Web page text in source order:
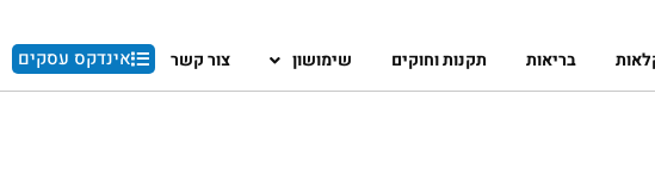
בריאות תקנות וחוקים שימושון צור קשר אינדקס עסקים